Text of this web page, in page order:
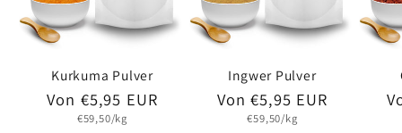
Kurkuma Pulver
Normaler
Preis
Von €5,95 EUR
Grundpreis
€59,50/kg
Ingwer Pulver
Normaler
Preis
Von €5,95 EUR
Grundpreis
€59,50/kg